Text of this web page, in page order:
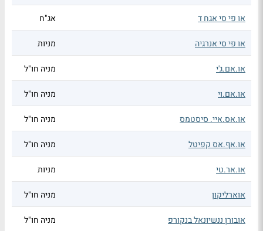
או פי סי אגח ד אג"ח
או פי סי אנרגיה מניות
או.אם.ג'י מניה חו"ל
או.אם.וי מניה חו"ל
או.אס.איי. סיסטמס מניה חו"ל
או.אף.אס קפיטל מניה חו"ל
או.אר.טי מניות
אוארליקון מניה חו"ל
אובורן ננשיונאל בנקורפ מניה חו"ל